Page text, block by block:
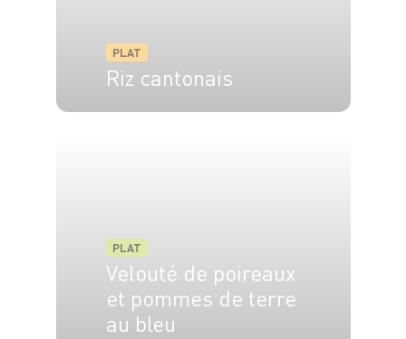
PLAT
Riz cantonais
PLAT
Velouté de poireaux
et pommes de terre
au bleu